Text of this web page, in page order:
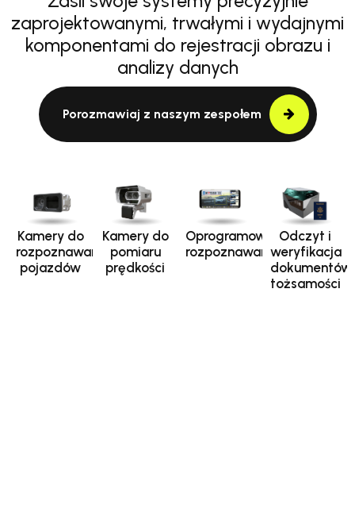
zaprojektowanymi, trwałymi i wydajnymi
komponentami do rejestracji obrazu i
analizy danych
Porozmawiaj z naszym zespołem
Kamery do
rozpoznawania
pojazdów
Kamery do
pomiaru
prędkości
Oprogramowanie
rozpoznawania
Odczyt i
weryfikacja
dokumentów
tożsamości